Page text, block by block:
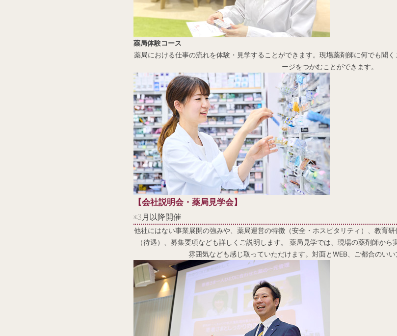
薬局体験コース
薬局における仕事の流れを体験・見学することができます。現場薬剤師に何でも聞
ージをつかむことができます。
【会社説明会・ 薬局見学会】
※3月以降開催
他社にはない事業展開の強みや、薬局運営の特徴（安全・ホスピタリティ）、教育
（待遇）、募集要項なども詳しくご説明します。 薬局見学では、現場の薬剤師か
雰囲気なども感じ取っていただけます。対面とWEB、ご都合のいい